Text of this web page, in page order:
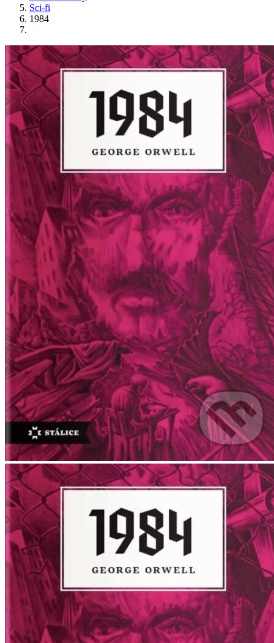
Sci-fi
1984